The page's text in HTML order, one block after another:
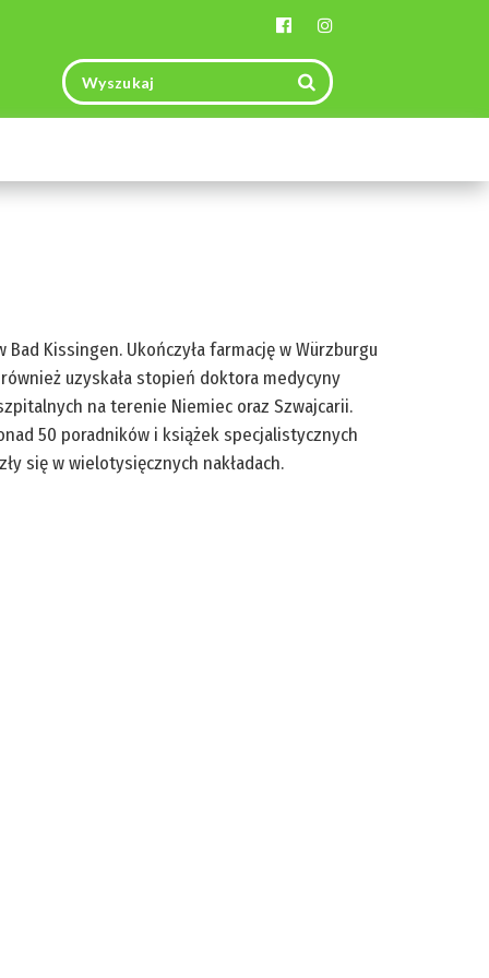
Bad Kissingen. Ukończyła farmację w Würzburgu
uzyskała stopień doktora medycyny
na terenie Niemiec oraz Szwajcarii.
50 poradników i książek specjalistycznych
się w wielotysięcznych nakładach.